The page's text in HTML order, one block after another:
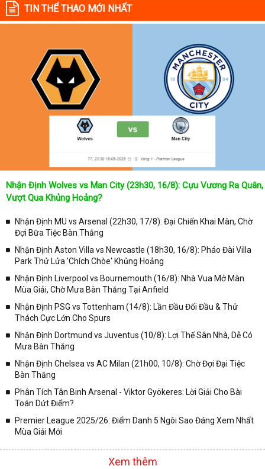
TIN THỂ THAO MỚI NHẤT
Nhận Định Wolves vs Man City (23h30, 16/8): Cựu Vương Ra Quân,
Vượt Qua Khủng Hoảng?
Nhận Định MU vs Arsenal (22h30, 17/8): Đại Chiến Khai Màn, Chờ
Đợi Bữa Tiệc Bàn Thắng
Nhận Định Aston Villa vs Newcastle (18h30, 16/8): Pháo Đài Villa
Park Thử Lửa 'Chích Chòe' Khủng Hoảng
Nhận Định Liverpool vs Bournemouth (16/8): Nhà Vua Mở Màn
Mùa Giải, Chờ Mưa Bàn Thắng Tại Anfield
Nhận Định PSG vs Tottenham (14/8): Lần Đầu Đối Đầu & Thử
Thách Cực Lớn Cho Spurs
Nhận Định Dortmund vs Juventus (10/8): Lợi Thế Sân Nhà, Dễ Có
Mưa Bàn Thắng
Nhận Định Chelsea vs AC Milan (21h00, 10/8): Chờ Đợi Đại Tiệc
Bàn Thắng
Phân Tích Tân Binh Arsenal - Viktor Gyökeres: Lời Giải Cho Bài
Toán Dứt Điểm?
Premier League 2025/26: Điểm Danh 5 Ngôi Sao Đáng Xem Nhất
Mùa Giải Mới
Xem thêm